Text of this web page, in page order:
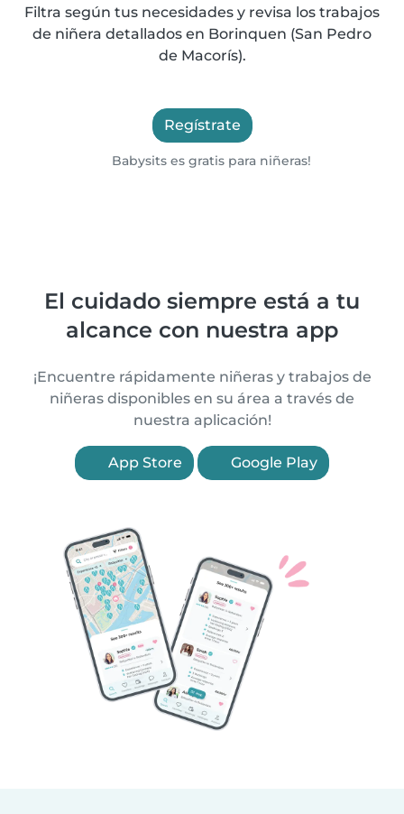
Filtra según tus necesidades y revisa los trabajos
de niñera detallados en Borinquen (San Pedro
de Macorís).
Regístrate
Babysits es gratis para niñeras!
El cuidado siempre está a tu
alcance con nuestra app
¡Encuentre rápidamente niñeras y trabajos de
niñeras disponibles en su área a través de
nuestra aplicación!
App Store Google Play